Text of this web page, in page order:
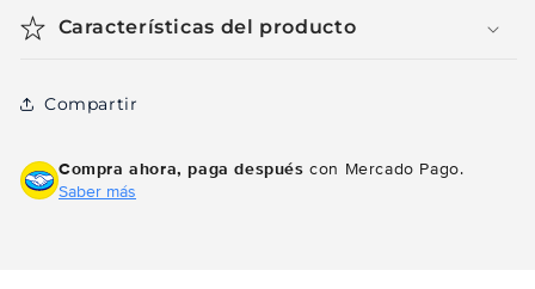
Características del producto
Compartir
Compra ahora, paga después con Mercado Pago.
Saber más